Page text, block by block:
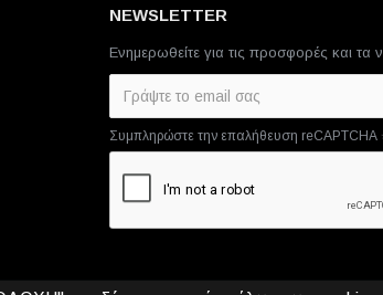
NEWSLETTER
Ενημερωθείτε για τις προσφορές και τα
Συμπληρώστε την επαλήθευση reCAPTCHA